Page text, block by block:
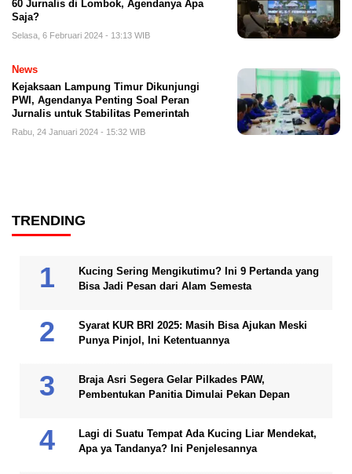
60 Jurnalis di Lombok, Agendanya Apa
Saja?
Selasa, 6 Februari 2024 - 13:13 WIB
News
Kejaksaan Lampung Timur Dikunjungi
PWI, Agendanya Penting Soal Peran
Jurnalis untuk Stabilitas Pemerintah
Rabu, 24 Januari 2024 - 15:32 WIB
TRENDING
Kucing Sering Mengikutimu? Ini 9 Pertanda yang
Bisa Jadi Pesan dari Alam Semesta
Syarat KUR BRI 2025: Masih Bisa Ajukan Meski
Punya Pinjol, Ini Ketentuannya
Braja Asri Segera Gelar Pilkades PAW,
Pembentukan Panitia Dimulai Pekan Depan
Lagi di Suatu Tempat Ada Kucing Liar Mendekat,
Apa ya Tandanya? Ini Penjelesannya